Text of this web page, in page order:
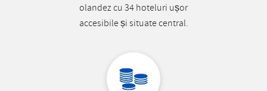
olandez cu 34 hoteluri ușor
accesibile și situate central.